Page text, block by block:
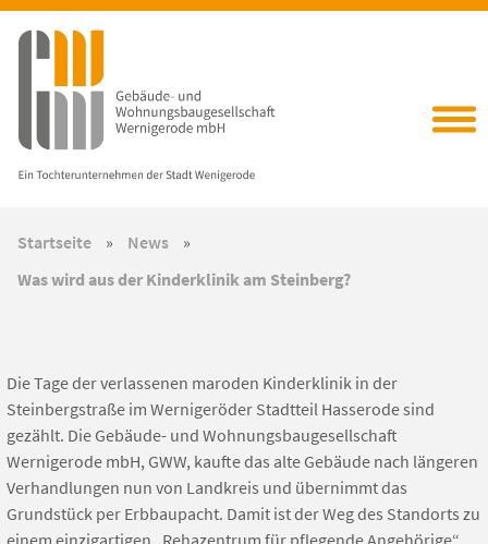
Startseite » News
»
Was wird aus der Kinderklinik am Steinberg?
Die Tage der verlassenen maroden Kinderklinik in der
Steinbergstraße im Wernigeröder Stadtteil Hasserode sind
gezählt. Die Gebäude- und Wohnungsbaugesellschaft
Wernigerode mbH, GWW, kaufte das alte Gebäude nach längeren
Verhandlungen nun von Landkreis und übernimmt das
Grundstück per Erbbaupacht. Damit ist der Weg des Standorts zu
einem einzigartigen „Rehazentrum für pflegende Angehörige“